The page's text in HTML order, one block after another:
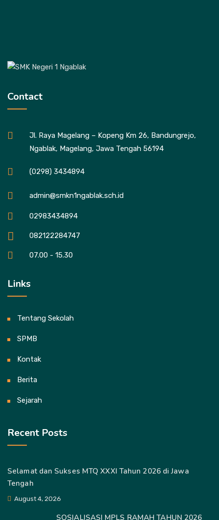
Contact
Jl. Raya Magelang – Kopeng Km 26, Bandungrejo,
Ngablak, Magelang, Jawa Tengah 56194
(0298) 3434894
admin@smkn1ngablak.sch.id
02983434894
082122284747
07.00 - 15.30
Links
Tentang Sekolah
SPMB
Kontak
Berita
Sejarah
Recent Posts
Selamat dan Sukses MTQ XXXI Tahun 2026 di Jawa
Tengah
August 4, 2026
SOSIALISASI MPLS RAMAH TAHUN 2026